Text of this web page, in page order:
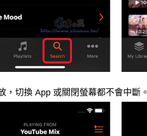
，切換 App 或關閉螢幕都不會中斷。